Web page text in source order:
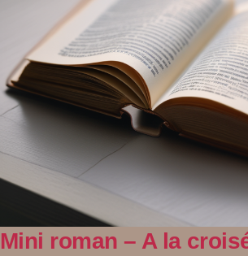
Mini roman – A la